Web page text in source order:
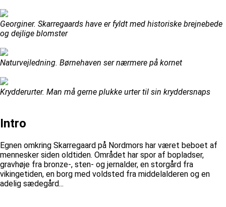
Georginer. Skarregaards have er fyldt med historiske brejnebede
og dejlige blomster
Naturvejledning. Børnehaven ser nærmere på kornet
Krydderurter. Man må gerne plukke urter til sin kryddersnaps
Intro
Egnen omkring Skarregaard på Nordmors har været beboet af
mennesker siden oldtiden. Området har spor af bopladser,
gravhøje fra bronze-, sten- og jernalder, en storgård fra
vikingetiden, en borg med voldsted fra middelalderen og en
adelig sædegård...